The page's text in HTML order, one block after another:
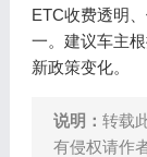
ETC收费透明
一。建议车主
新政策变化。
说明： 转载
有侵权请作